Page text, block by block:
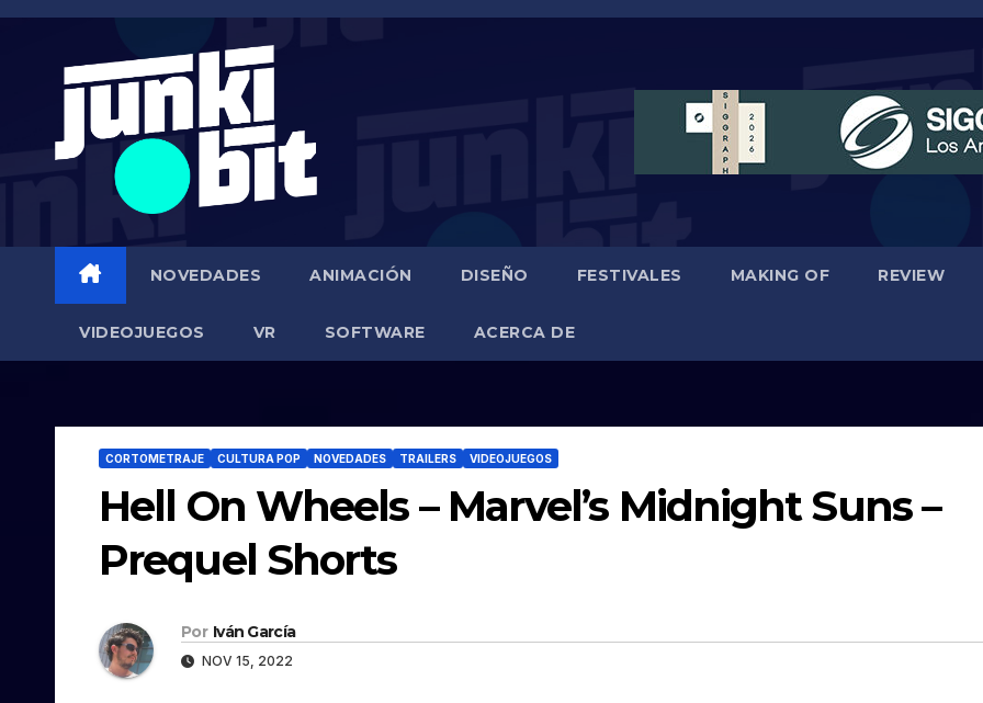
Saltar
contenido
NOVEDADES ANIMACIÓN DISEÑO FESTIVALES MAKING OF REVIEW
VIDEOJUEGOS VR SOFTWARE ACERCA DE
CORTOMETRAJE CULTURA POP NOVEDADES TRAILERS VIDEOJUEGOS
Hell On Wheels – Marvel’s Midnight Suns –
Prequel Shorts
Por Iván García
NOV 15, 2022